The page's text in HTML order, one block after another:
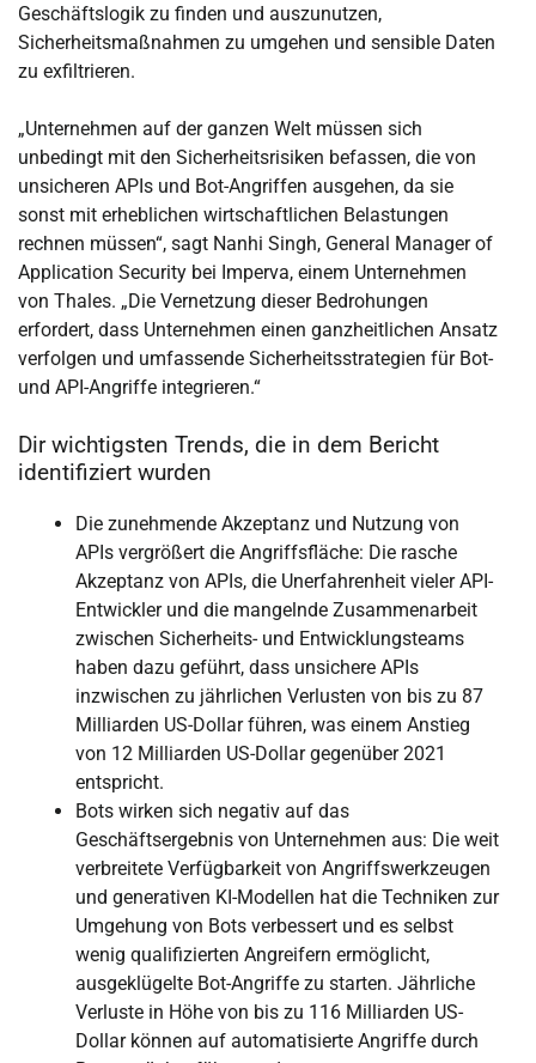
Geschäftslogik zu finden und auszunutzen,
Sicherheitsmaßnahmen zu umgehen und sensible Daten
zu exfiltrieren.
„Unternehmen auf der ganzen Welt müssen sich
unbedingt mit den Sicherheitsrisiken befassen, die von
unsicheren APIs und Bot-Angriffen ausgehen, da sie
sonst mit erheblichen wirtschaftlichen Belastungen
rechnen müssen“, sagt Nanhi Singh, General Manager of
Application Security bei Imperva, einem Unternehmen
von Thales. „Die Vernetzung dieser Bedrohungen
erfordert, dass Unternehmen einen ganzheitlichen Ansatz
verfolgen und umfassende Sicherheitsstrategien für Bot-
und API-Angriffe integrieren.“
Dir wichtigsten Trends, die in dem Bericht
identifiziert wurden
Die zunehmende Akzeptanz und Nutzung von
APIs vergrößert die Angriffsfläche: Die rasche
Akzeptanz von APIs, die Unerfahrenheit vieler API-
Entwickler und die mangelnde Zusammenarbeit
zwischen Sicherheits- und Entwicklungsteams
haben dazu geführt, dass unsichere APIs
inzwischen zu jährlichen Verlusten von bis zu 87
Milliarden US-Dollar führen, was einem Anstieg
von 12 Milliarden US-Dollar gegenüber 2021
entspricht.
Bots wirken sich negativ auf das
Geschäftsergebnis von Unternehmen aus: Die weit
verbreitete Verfügbarkeit von Angriffswerkzeugen
und generativen KI-Modellen hat die Techniken zur
Umgehung von Bots verbessert und es selbst
wenig qualifizierten Angreifern ermöglicht,
ausgeklügelte Bot-Angriffe zu starten. Jährliche
Verluste in Höhe von bis zu 116 Milliarden US-
Dollar können auf automatisierte Angriffe durch